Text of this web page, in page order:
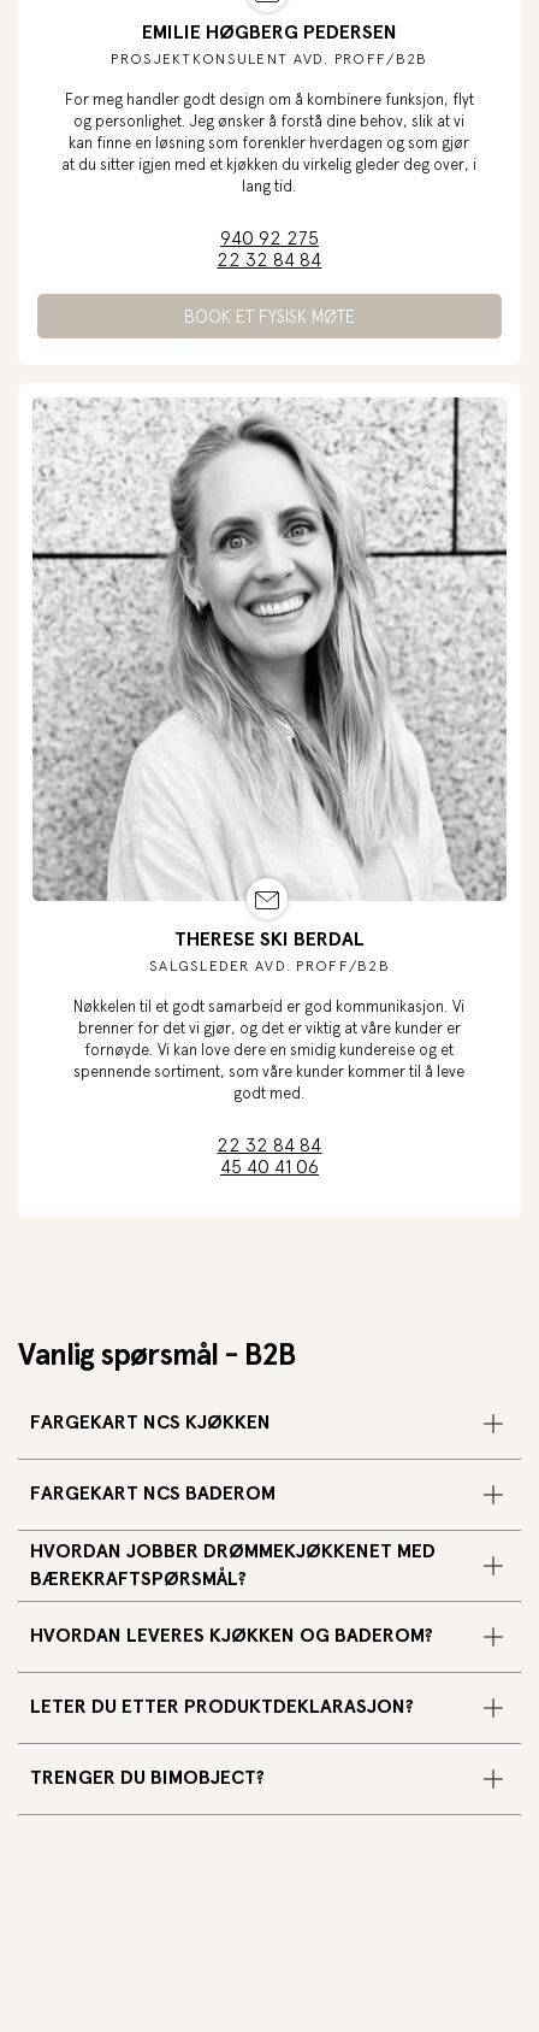
EMILIE HØGBERG PEDERSEN
PROSJEKTKONSULENT AVD. PROFF/B2B
For meg handler godt design om å kombinere funksjon, flyt
og personlighet. Jeg ønsker å forstå dine behov, slik at vi
kan finne en løsning som forenkler hverdagen og som gjør
at du sitter igjen med et kjøkken du virkelig gleder deg over, i
lang tid.
940 92 275
22 32 84 84
BOOK ET FYSISK MØTE
THERESE SKI BERDAL
SALGSLEDER AVD. PROFF/B2B
Nøkkelen til et godt samarbeid er god kommunikasjon. Vi
brenner for det vi gjør, og det er viktig at våre kunder er
fornøyde. Vi kan love dere en smidig kundereise og et
spennende sortiment, som våre kunder kommer til å leve
godt med.
22 32 84 84
45 40 41 06
Vanlig spørsmål - B2B
FARGEKART NCS KJØKKEN
FARGEKART NCS BADEROM
HVORDAN JOBBER DRØMMEKJØKKENET MED
BÆREKRAFTSPØRSMÅL?
HVORDAN LEVERES KJØKKEN OG BADEROM?
LETER DU ETTER PRODUKTDEKLARASJON?
TRENGER DU BIMOBJECT?